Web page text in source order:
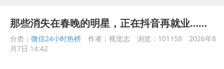
那些消失在春晚的明星，正在抖音再就业……
分类： 微信24小时热榜 作者：视觉志 浏览：101158
2026年8
月7日 14:42